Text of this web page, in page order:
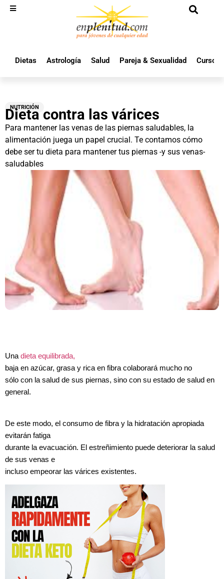
Dietas Astrología Salud Pareja & Sexualidad Cursos
NUTRICIÓN
Dieta contra las várices
Para mantener las venas de las piernas saludables, la
alimentación juega un papel crucial. Te contamos cómo
debe ser tu dieta para mantener tus piernas -y sus venas-
saludables
Una dieta equilibrada,
baja en azúcar, grasa y rica en fibra colaborará mucho no
sólo con la salud de sus piernas, sino con su estado de salud en
general.
De este modo, el consumo de fibra y la hidratación apropiada
evitarán fatiga
durante la evacuación. El estreñimiento puede deteriorar la salud
de sus venas e
incluso empeorar las várices existentes.